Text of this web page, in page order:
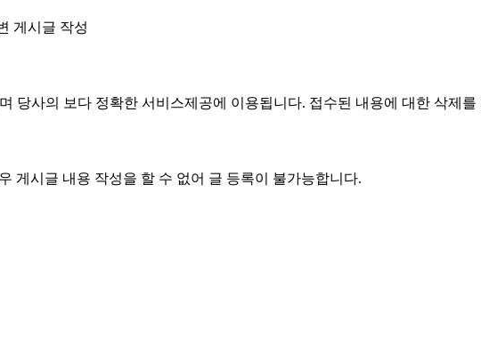
게시글 작성
당사의 보다 정확한 서비스제공에 이용됩니다. 접수된 내용에 대한 삭제
게시글 내용 작성을 할 수 없어 글 등록이 불가능합니다.